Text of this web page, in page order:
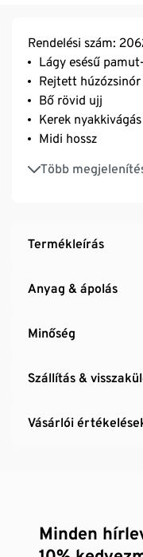
Rendelési szám:
Lágy esésű
Rejtett
Bő rövid ujj
Kerek nyakkivágás
Midi hossz
Több
Nyárias nyomott
Termékleírás
Anyag & ápolás
Minőség
Szállítás &
Vásárlói
Minden